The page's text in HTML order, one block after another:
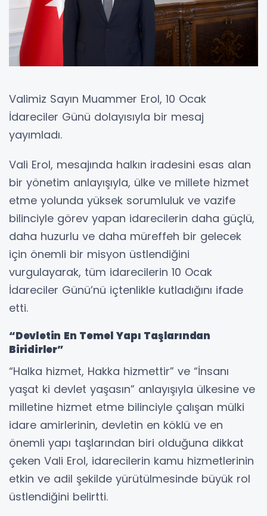
Valimiz Sayın Muammer Erol, 10 Ocak
İdareciler Günü dolayısıyla bir mesaj
yayımladı.
Vali Erol, mesajında halkın iradesini esas alan
bir yönetim anlayışıyla, ülke ve millete hizmet
etme yolunda yüksek sorumluluk ve vazife
bilinciyle görev yapan idarecilerin daha güçlü,
daha huzurlu ve daha müreffeh bir gelecek
için önemli bir misyon üstlendiğini
vurgulayarak, tüm idarecilerin 10 Ocak
İdareciler Günü’nü içtenlikle kutladığını ifade
etti.
“Devletin En Temel Yapı Taşlarından
Biridirler”
“Halka hizmet, Hakka hizmettir” ve “İnsanı
yaşat ki devlet yaşasın” anlayışıyla ülkesine ve
milletine hizmet etme bilinciyle çalışan mülki
idare amirlerinin, devletin en köklü ve en
önemli yapı taşlarından biri olduğuna dikkat
çeken Vali Erol, idarecilerin kamu hizmetlerinin
etkin ve adil şekilde yürütülmesinde büyük rol
üstlendiğini belirtti.